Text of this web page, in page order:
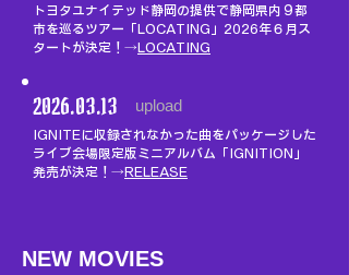
トヨタユナイテッド静岡の提供で静岡県内９都
市を巡るツアー「LOCATING」2026年６月ス
タートが決定！→LOCATING
2026.03.13 upload
IGNITEに収録されなかった曲をパッケージした
ライブ会場限定版ミニアルバム「IGNITION」
発売が決定！→RELEASE
NEW MOVIES